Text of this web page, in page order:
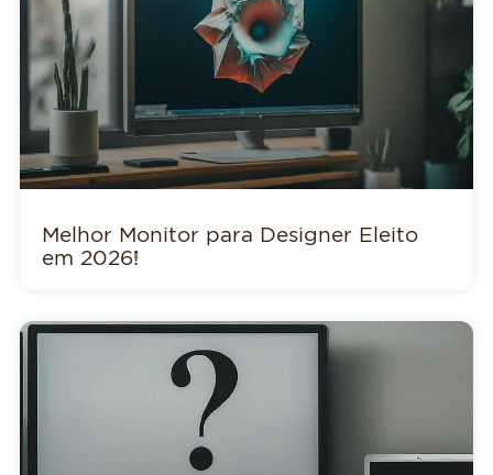
Melhor Monitor para Designer Eleito
em 2026!